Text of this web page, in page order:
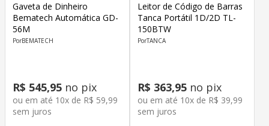
Gaveta de Dinheiro
Bematech Automática GD-
56M
BEMATECH
R$ 545,95 no pix
ou em até 10x de R$ 59,99
sem juros
Leitor de Código de Barras
Tanca Portátil 1D/2D TL-
150BTW
TANCA
R$ 363,95 no pix
ou em até 10x de R$ 39,99
sem juros